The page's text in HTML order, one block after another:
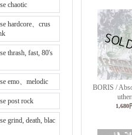
chaotic
hardcore、crus
thrash, fast, 80's
emo、melodic
post rock
grind, death, blac
BORIS /
1,680